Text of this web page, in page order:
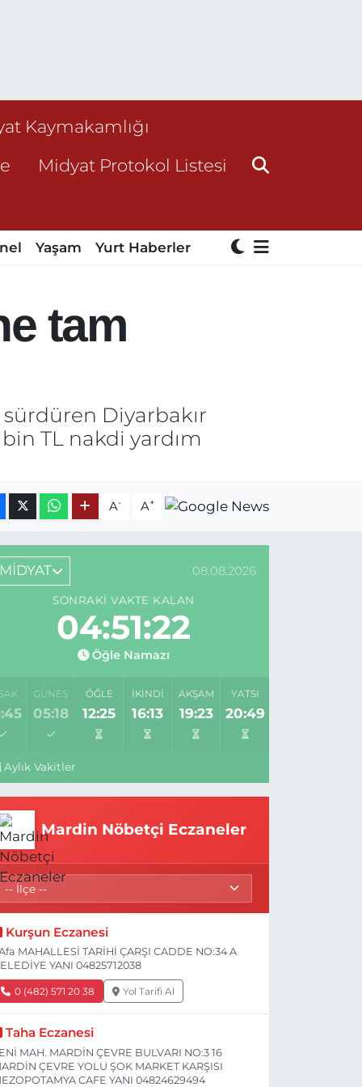
Kaymakamlığı
Midyat Protokol Listesi
Yaşam Yurt Haberler
tam
Diyarbakır
TL nakdi yardım
A- A+
MİDYAT 08.08.2026
SONRAKI VAKTE KALAN
04:51:22
Öğle Namazı
GÜNEŞ
05:18
ÖĞLE
12:25
İKINDI
16:13
AKŞAM
19:23
YATSI
20:49
Aylık Vakitler
Mardin Nöbetçi Eczaneler
Kurşun Eczanesi
MAHALLESİ TARİHİ ÇARŞI CADDE NO:34 A
YANI 04825712038
0 (482) 571 20 38 Yol Tarifi Al
Taha Eczanesi
MAH. MARDİN ÇEVRE BULVARI NO:3 16
ÇEVRE YOLU ŞOK MARKET KARŞISI
CAFE YANI 04824629494